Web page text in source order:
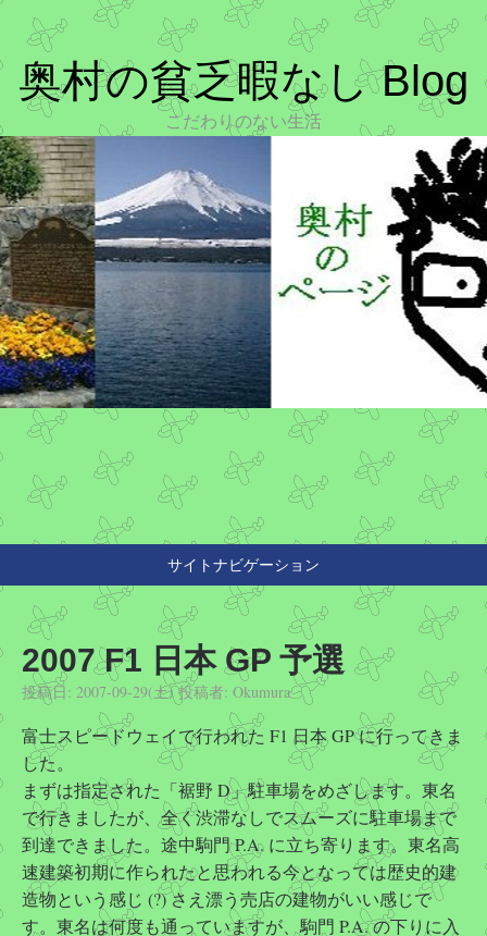
奥村の貧乏暇なし Blog
こだわりのない生活
サイトナビゲーション
2007 F1 日本 GP 予選
投稿日: 2007-09-29(土)投稿者: Okumura
富士スピードウェイで行われた F1 日本 GP に行ってきま
した。
まずは指定された「裾野 D」駐車場をめざします。東名
で行きましたが、全く渋滞なしでスムーズに駐車場まで
到達できました。途中駒門 P.A. に立ち寄ります。東名高
速建築初期に作られたと思われる今となっては歴史的建
造物という感じ (?) さえ漂う売店の建物がいい感じで
す。東名は何度も通っていますが、駒門 P.A. の下りに入